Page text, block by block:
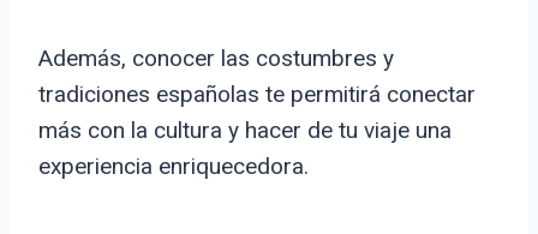
Además, conocer las costumbres y
tradiciones españolas te permitirá conectar
más con la cultura y hacer de tu viaje una
experiencia enriquecedora.